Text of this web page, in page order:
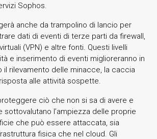
Sophos.
anche da trampolino di lancio per
dati di eventi di terze parti da firewall,
(VPN) e altre fonti. Questi livelli
e inserimento di eventi miglioreranno in
il rilevamento delle minacce, la caccia
alle attività sospette.
ciò che non si sa di avere e
sottovalutano l’ampiezza delle proprie
che può essere attaccata, sia
fisica che nel cloud. Gli